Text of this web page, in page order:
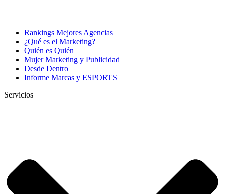
Rankings Mejores Agencias
¿Qué es el Marketing?
Quién es Quién
Mujer Marketing y Publicidad
Desde Dentro
Informe Marcas y ESPORTS
Servicios